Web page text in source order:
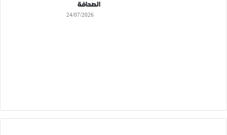
الصحافة
24/07/2026